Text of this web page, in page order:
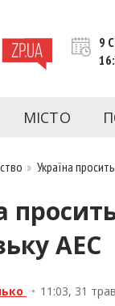
– це
9
МІСТО
»Україна
АЕС
• 11:03, 31